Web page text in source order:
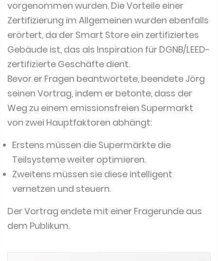
Zertifizierung im Allgemeinen wurden ebenfalls
erörtert, da der Smart Store ein zertifiziertes
Gebäude ist, das als Inspiration für DGNB/LEED-
zertifizierte Geschäfte dient.
Bevor er Fragen beantwortete, beendete Jörg
seinen Vortrag, indem er betonte, dass der
Weg zu einem emissionsfreien Supermarkt
von zwei Hauptfaktoren abhängt:
Erstens müssen die Supermärkte die
Teilsysteme weiter optimieren.
Zweitens müssen sie diese intelligent
vernetzen und steuern.
dem Publikum.